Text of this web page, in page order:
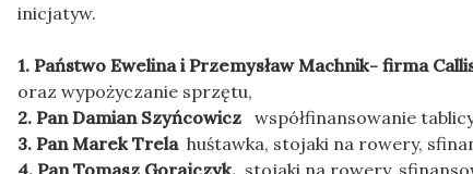
inicjatyw.
1. Państwo Ewelina i Przemysław Machnik- firma
oraz wypożyczanie sprzętu,
2. Pan Damian Szyńcowicz współfinansowanie
3. Pan Marek Trela huśtawka, stojaki na rowery,